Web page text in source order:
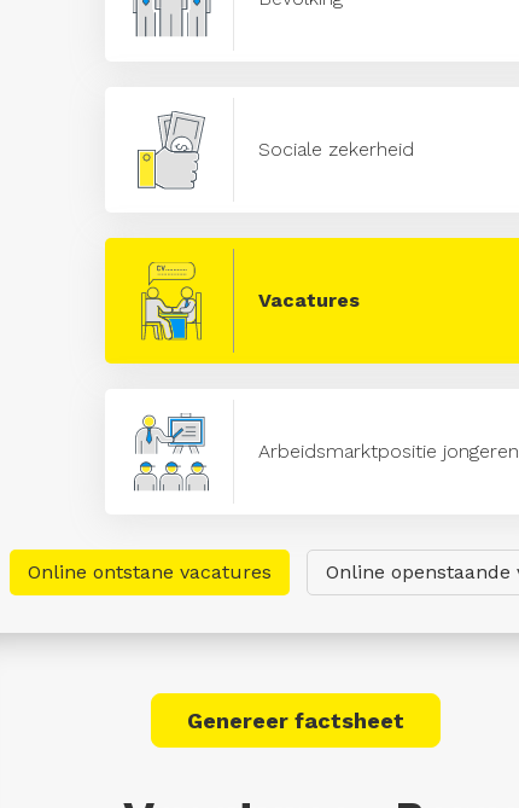
Sociale zekerheid
Vacatures
Arbeidsmarktpositie jongeren
Online ontstane vacatures Online openstaande
Genereer factsheet